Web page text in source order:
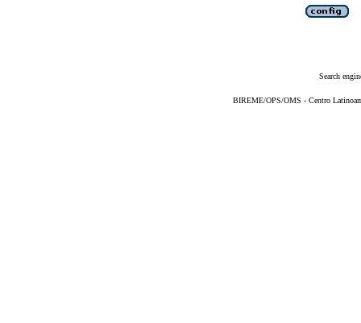
Search
BIREME/OPS/OMS - Centro